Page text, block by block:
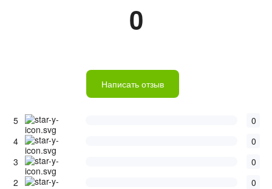
0
Написать отзыв
5
0
4
0
3
0
2
0